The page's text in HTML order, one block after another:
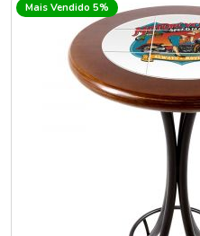
Mais Vendido 5%